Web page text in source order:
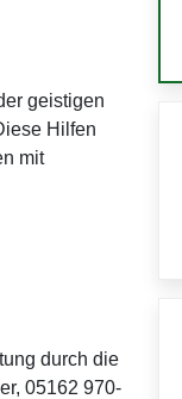
geistigen
Hilfen
mit
durch die
05162 970-